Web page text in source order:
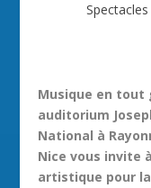
Musique en tout
auditorium
National à
Nice vous invite
artistique pour